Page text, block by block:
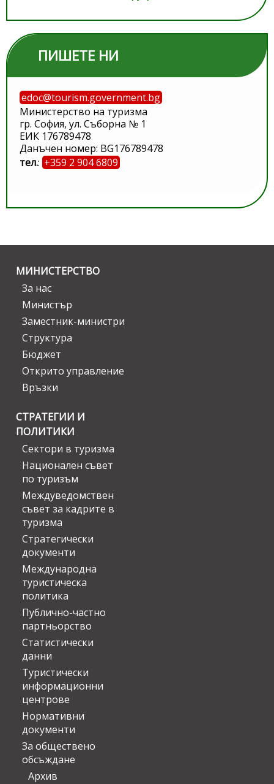
ПИШЕТЕ НИ
edoc@tourism.government.bg
Министерство на туризма
гр. София, ул. Съборна № 1
ЕИК 176789478
Данъчен номер: BG176789478
тел.: +359 2 904 6809
МИНИСТЕРСТВО
За нас
Министър
Заместник-министри
Структура
Бюджет
Открито управление
Връзки
СТРАТЕГИИ И
ПОЛИТИКИ
Сектори в туризма
Национален съвет
по туризъм
Междуведомствен
съвет за кадрите в
туризма
Стратегически
документи
Международна
туристическа
политика
Публично-частно
партньорство
Статистически
данни
Туристически
информационни
центрове
Нормативни
документи
За обществено
обсъждане
Архив